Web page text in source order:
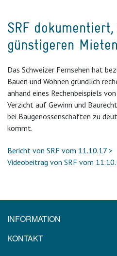
SRF
günstigeren
Das Schweizer Fernsehen hat
Bauen und Wohnen gründlich
anhand eines Rechenbeispiels
Verzicht auf Gewinn und
bei Baugenossenschaften zu
kommt.
Bericht von SRF vom 11.10.17 >
Videobeitrag von SRF vom
INFORMATION
KONTAKT